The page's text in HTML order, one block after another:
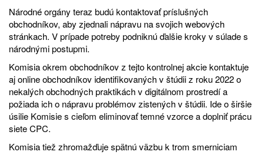
Národné orgány teraz budú kontaktovať príslušných
obchodníkov, aby zjednali nápravu na svojich webových
stránkach. V prípade potreby podniknú ďalšie kroky v súlade s
národnými postupmi.
Komisia okrem obchodníkov z tejto kontrolnej akcie kontaktuje
aj online obchodníkov identifikovanýchv štúdii z roku 2022o
nekalých obchodných praktikách v digitálnom prostredí a
požiada ich o nápravu problémov zistených v štúdii. Ide o širšie
úsilie Komisie s cieľom eliminovať temné vzorce a doplniť prácu
siete CPC.
Komisia tiež zhromažďuje spätnú väzbu k trom smerniciam